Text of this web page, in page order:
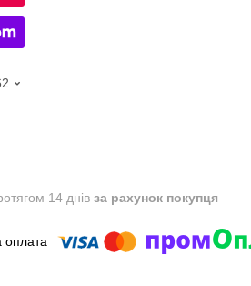
14 днів за рахунок покупця